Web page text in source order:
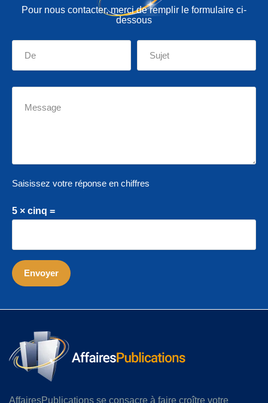
Pour nous contacter, merci de remplir le formulaire ci-
dessous
Saisissez votre réponse en chiffres
5 × cinq =
AffairesPublications se consacre à faire croître votre